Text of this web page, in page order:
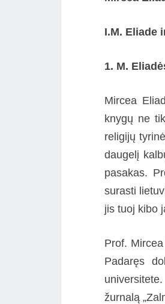
I.M. Eliade
1. M.
Mircea
knygų ne
religijų
daugelį
pasakas.
surasti
jis tuoj kibo
Prof.
Padaręs
žurnalą